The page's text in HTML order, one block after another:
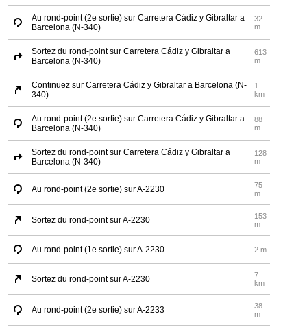
Au rond-point (2e sortie) sur Carretera Cádiz y Gibraltar a
Barcelona (N-340)
32
m
Sortez du rond-point sur Carretera Cádiz y Gibraltar a
Barcelona (N-340)
613
m
Continuez sur Carretera Cádiz y Gibraltar a Barcelona (N-
340)
1
km
Au rond-point (2e sortie) sur Carretera Cádiz y Gibraltar a
Barcelona (N-340)
88
m
Sortez du rond-point sur Carretera Cádiz y Gibraltar a
Barcelona (N-340)
128
m
Au rond-point (2e sortie) sur A-2230
75
m
Sortez du rond-point sur A-2230
153
m
Au rond-point (1e sortie) sur A-2230 2 m
Sortez du rond-point sur A-2230
7
km
Au rond-point (2e sortie) sur A-2233
38
m